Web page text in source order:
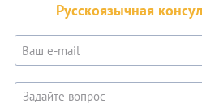
Русскоязычная